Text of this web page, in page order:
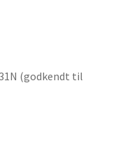
31N (godkendt til